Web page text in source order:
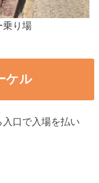
乗り場
ケル
口で入場を払い